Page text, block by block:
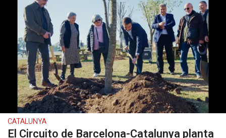
CATALUNYA
El Circuito de Barcelona-Catalunya planta